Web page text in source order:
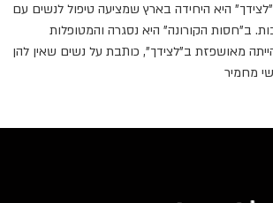
היא היחידה בארץ שמציעה טיפול לנשים עם
ב"חסות הקורונה" היא נסגרה והמטופלות
מאושפזת ב"לצידך", כותבת על נשים שאין להן
מחמיר